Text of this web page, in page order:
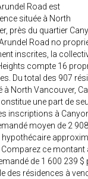
Road est
située à North
près du quartier
Road no
inscrites, la
compte 16
Du total des 907
à North Vancouver,
une part de
inscriptions à
moyen de 2
hypothécaire
Comparez ce montant
de 1 600 239 $
des résidences à